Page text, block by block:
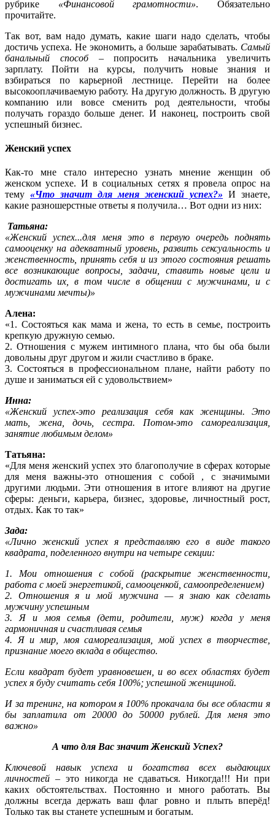
рубрике «Финансовой грамотности». Обязательно
прочитайте.
Так вот, вам надо думать, какие шаги надо сделать, чтобы
достичь успеха. Не экономить, а больше зарабатывать. Самый
банальный способ– попросить начальника увеличить
зарплату. Пойти на курсы, получить новые знания и
взбираться по карьерной лестнице. Перейти на более
высокооплачиваемую работу. На другую должность. В другую
компанию или вовсе сменить род деятельности, чтобы
получать гораздо больше денег. И наконец, построить свой
успешный бизнес.
Женский успех
Как-то мне стало интересно узнать мнение женщин об
женском успехе. И в социальных сетях я провела опрос на
тему «Что значит для меня женский успех?» И знаете,
какие разношерстные ответы я получила… Вот одни из них:
Татьяна:
«Женский успех...для меня это в первую очередь поднять
самооценку на адекватный уровень, развить сексуальность и
женственность, принять себя и из этого состояния решать
все возникающие вопросы, задачи, ставить новые цели и
достигать их, в том числе в общении с мужчинами, и с
мужчинами мечты)»
Алена:
«1. Состояться как мама и жена, то есть в семье, построить
крепкую дружную семью.
2. Отношения с мужем интимного плана, что бы оба были
довольны друг другом и жили счастливо в браке.
3. Состояться в профессиональном плане, найти работу по
душе и заниматься ей с удовольствием»
Инна:
«Женский успех-это реализация себя как женщины. Это
мать, жена, дочь, сестра. Потом-это самореализация,
занятие любимым делом»
Татьяна:
«Для меня женский успех это благополучие в сферах которые
для меня важны-это отношения с собой , с значимыми
другими людьми. Эти отношения в итоге влияют на другие
сферы: деньги, карьера, бизнес, здоровье, личностный рост,
отдых. Как то так»
Зада:
«Лично женский успех я представляю его в виде такого
квадрата, поделенного внутри на четыре секции:
1. Мои отношения с собой (раскрытие женственности,
работа с моей энергетикой, самооценкой, самоопределением)
2. Отношения я и мой мужчина — я знаю как сделать
мужчину успешным
3. Я и моя семья (дети, родители, муж) когда у меня
гармоничная и счастливая семья
4. Я и мир, моя самореализация, мой успех в творчестве,
признание моего вклада в общество.
Если квадрат будет уравновешен, и во всех областях будет
успех я буду считать себя 100%; успешной женщиной.
И за тренинг, на котором я 100% прокачала бы все области я
бы заплатила от 20000 до 50000 рублей. Для меня это
важно»
А что для Вас значит Женский Успех?
Ключевой навык успеха и богатства всех выдающих
личностей – это никогда не сдаваться. Никогда!!! Ни при
каких обстоятельствах. Постоянно и много работать. Вы
должны всегда держать ваш флаг ровно и плыть вперёд!
Только так вы станете успешным и богатым.